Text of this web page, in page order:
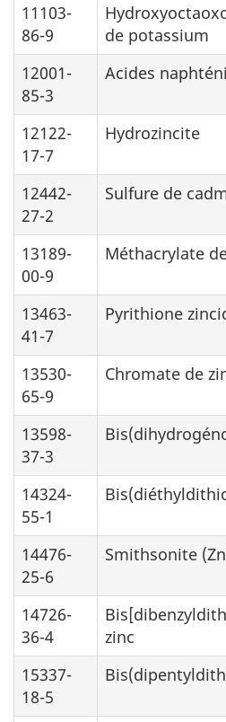
11103-
86-9
de potassium
12001-
85-3
Acides
12122-
17-7
Hydrozincite
12442-
27-2
Sulfure de
13189-
00-9
Méthacrylate
13463-
41-7
Pyrithione
13530-
65-9
Chromate de
13598-
37-3
14324-
55-1
14476-
25-6
Smithsonite
14726-
36-4
zinc
15337-
18-5